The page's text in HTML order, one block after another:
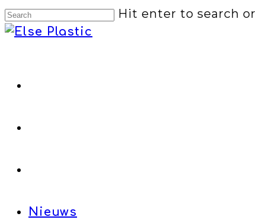
Hit enter to search
Nieuws